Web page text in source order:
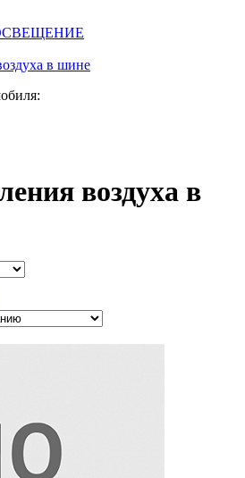
в шине
воздуха в